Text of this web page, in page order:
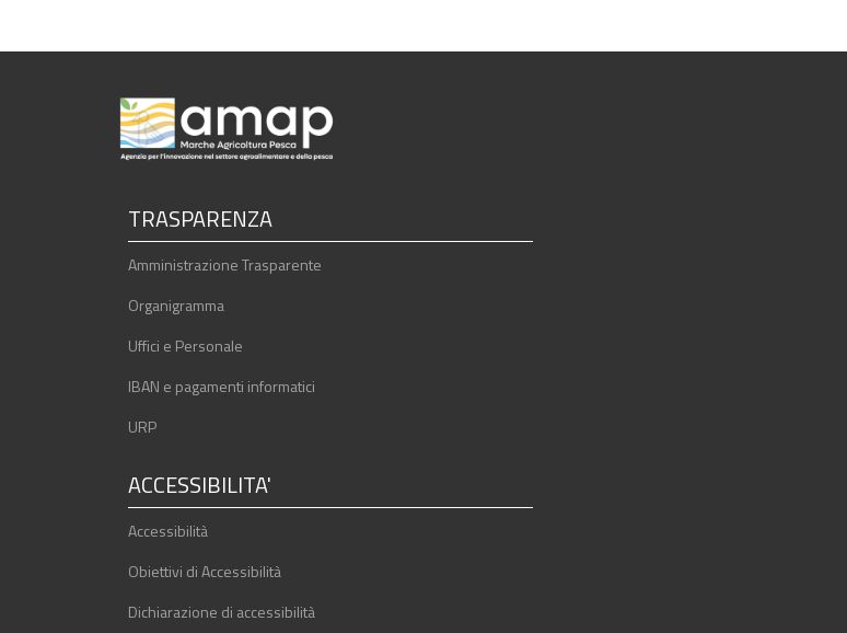
TRASPARENZA
Amministrazione Trasparente
Organigramma
Uffici e Personale
IBAN e pagamenti informatici
URP
ACCESSIBILITA'
Accessibilità
Obiettivi di Accessibilità
Dichiarazione di accessibilità